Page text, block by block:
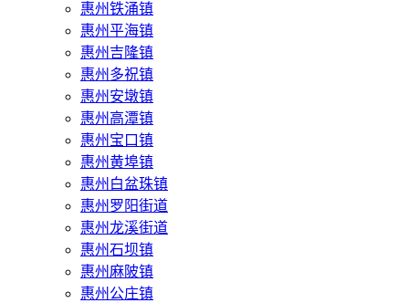
惠州铁涌镇
惠州平海镇
惠州吉隆镇
惠州多祝镇
惠州安墩镇
惠州高潭镇
惠州宝口镇
惠州黄埠镇
惠州白盆珠镇
惠州罗阳街道
惠州龙溪街道
惠州石坝镇
惠州麻陂镇
惠州公庄镇